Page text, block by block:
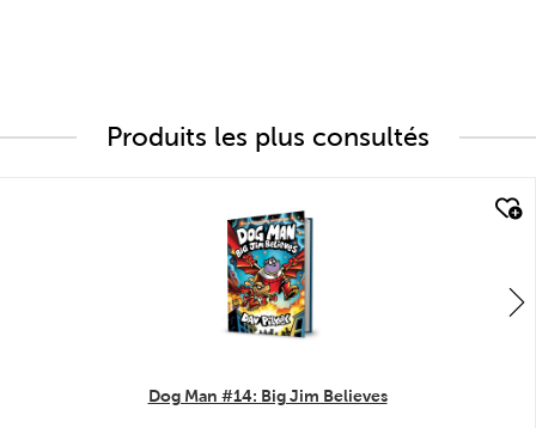
Produits les plus consultés
Dog Man #14: Big Jim Believes